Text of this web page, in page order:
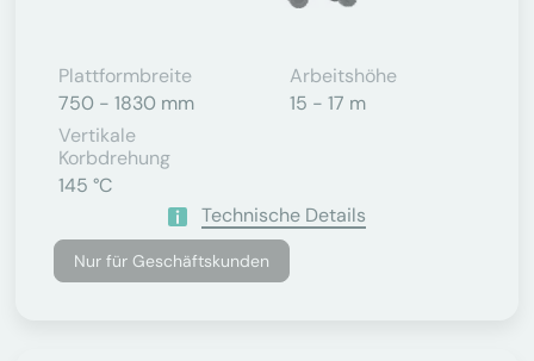
Plattformbreite
750 - 1830 mm
Arbeitshöhe
15 - 17 m
Vertikale
Korbdrehung
145 °C
Technische Details
Nur für Geschäftskunden